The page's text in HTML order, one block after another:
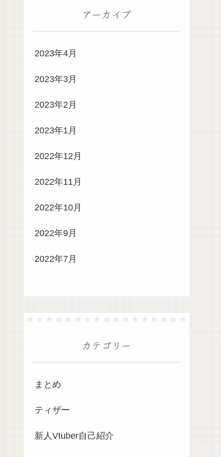
アーカイブ
2023年4月
2023年3月
2023年2月
2023年1月
2022年12月
2022年11月
2022年10月
2022年9月
2022年7月
カテゴリー
まとめ
ティザー
新人Vtuber自己紹介